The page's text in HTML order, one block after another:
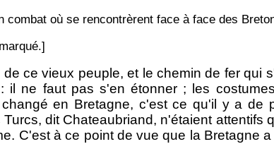
où se rencontrèrent face à face des
ce vieux peuple, et le chemin de fer
ne faut pas s'en étonner ; les
en Bretagne, c'est ce qu'il y a de
dit Chateaubriand, n'étaient
C'est à ce point de vue que la Bretagne